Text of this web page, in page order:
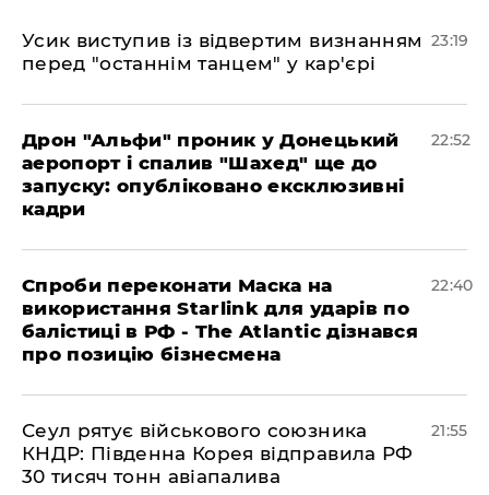
​Усик виступив із відвертим визнанням
перед "останнім танцем" у кар'єрі
23:19
​Дрон "Альфи" проник у Донецький
аеропорт і спалив "Шахед" ще до
запуску: опубліковано ексклюзивні
кадри
22:52
​Спроби переконати Маска на
використання Starlink для ударів по
балістиці в РФ - The Atlantic дізнався
про позицію бізнесмена
22:40
​Сеул рятує військового союзника
КНДР: Південна Корея відправила РФ
30 тисяч тонн авіапалива
21:55